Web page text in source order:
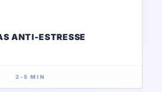
ANTI-ESTRESSE
2-5 MIN